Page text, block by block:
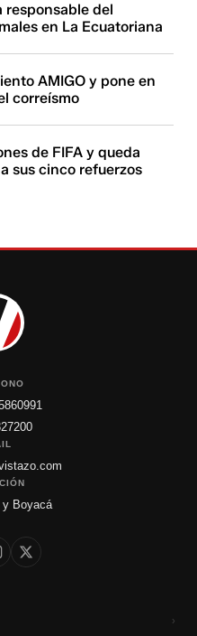
responsable del
en La Ecuatoriana
AMIGO y pone en
correísmo
de FIFA y queda
sus cinco refuerzos
y Boyacá
›